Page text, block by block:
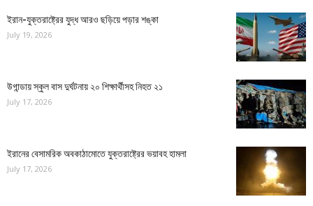
ইরান-যুক্তরাষ্ট্রের যুদ্ধ আরও ছড়িয়ে পড়ার শঙ্কা
July 19, 2026
উগান্ডায় স্কুল বাস দুর্ঘটনায় ২০ শিক্ষার্থীসহ নিহত ২১
July 17, 2026
ইরানের বেসামরিক অবকাঠামোতে যুক্তরাষ্ট্রের ভয়াবহ হামলা
July 17, 2026